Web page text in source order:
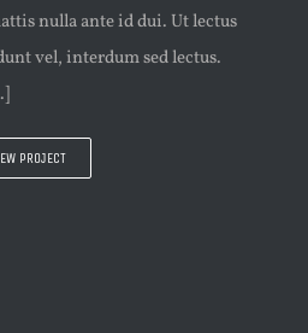
nulla ante id dui. Ut lectus
vel, interdum sed lectus.
PROJECT